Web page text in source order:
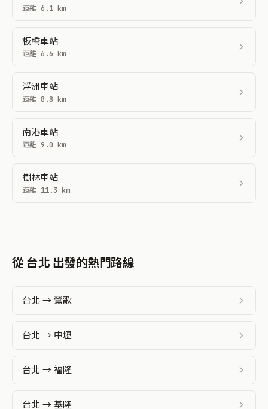
共 12 個出口 · 12 個有電梯
北 2 ♿ 有電梯
北 3 ♿ 有電梯
臺北市中正區黎明里市民大道一段
萬華車站
距離 2.4 km
松山車站
距離 8.8 km